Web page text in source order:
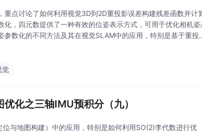
重点讨论了如何利用视觉3D到2D重投影误差构建残差函数并计
化，四元数提供了一种有效的位姿表示方式，可用于优化相机姿
数化的不同方法及其在视觉SLAM中的应用，特别是基于重投
觉
化之三轴IMU预积分（九）
与地图构建）中的应用，特别是如何利用SO(2)李代数进行优